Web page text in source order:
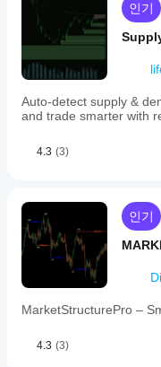
인기
Auto-detect supply &
and trade smarter with
4.3 (3)
인기
MarketStructurePro –
4.3 (3)